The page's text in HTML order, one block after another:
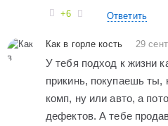
+6 Ответить
Как в горле кость 29
У тебя подход к жизни
прикинь, покупаешь ты,
комп, ну или авто, а
дефектов. А тебе